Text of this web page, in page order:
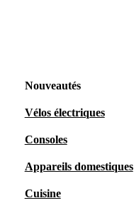
Nouveautés
Vélos électriques
Consoles
Appareils domestiques
Cuisine